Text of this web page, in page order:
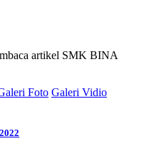
artikel SMK BINA
Foto Galeri Vidio